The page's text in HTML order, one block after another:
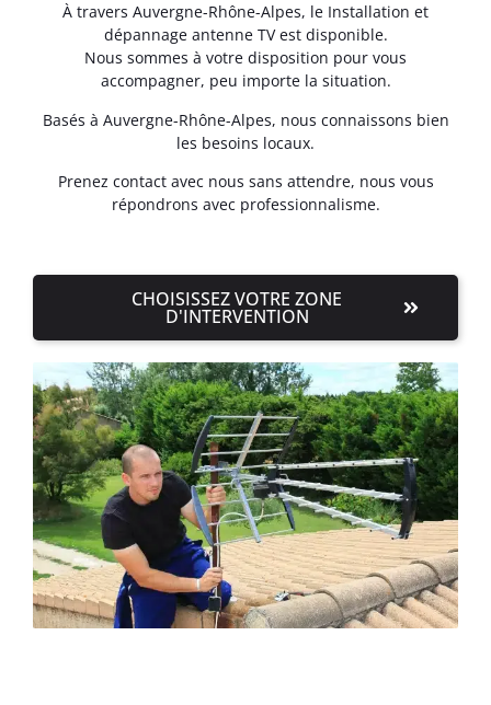
À travers Auvergne-Rhône-Alpes, le Installation et
dépannage antenne TV est disponible.
Nous sommes à votre disposition pour vous
accompagner, peu importe la situation.
Basés à Auvergne-Rhône-Alpes, nous connaissons bien
les besoins locaux.
Prenez contact avec nous sans attendre, nous vous
répondrons avec professionnalisme.
CHOISISSEZ VOTRE ZONE
D'INTERVENTION